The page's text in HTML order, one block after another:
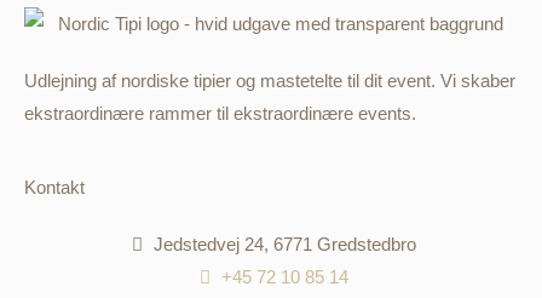
Udlejning af nordiske tipier og mastetelte til dit event. Vi skaber
ekstraordinære rammer til ekstraordinære events.
Kontakt
Jedstedvej 24, 6771 Gredstedbro
+45 72 10 85 14